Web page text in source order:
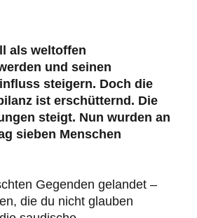
als weltoffen
und seinen
steigern. Doch die
ist erschütternd. Die
steigt. Nun wurden an
sieben Menschen
Gegenden gelandet –
die du nicht glauben